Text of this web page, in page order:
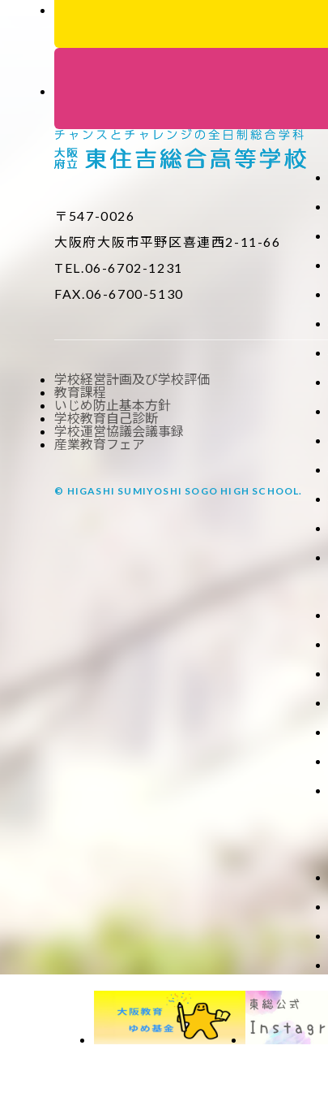
〒547-0026
大阪府大阪市平野区喜連西2-11-66
TEL.06-6702-1231
FAX.06-6700-5130
学校経営計画及び学校評価
教育課程
いじめ防止基本方針
学校教育自己診断
学校運営協議会議事録
産業教育フェア
© HIGASHI SUMIYOSHI SOGO HIGH SCHOOL.